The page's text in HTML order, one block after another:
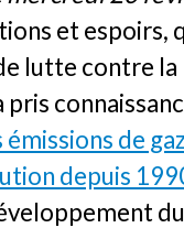
et espoirs,
lutte contre
de
depuis